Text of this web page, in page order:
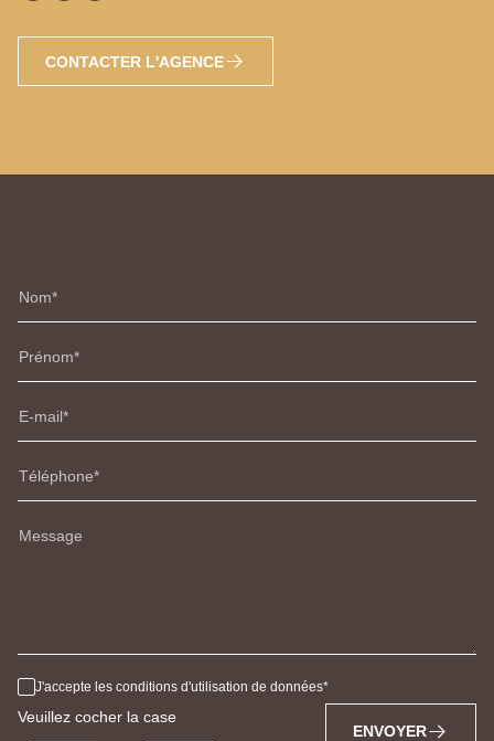
CONTACTER L'AGENCE
Nom
Prénom
E-mail
Téléphone
Message
J'accepte les conditions d'utilisation de données
Veuillez cocher la case
ENVOYER